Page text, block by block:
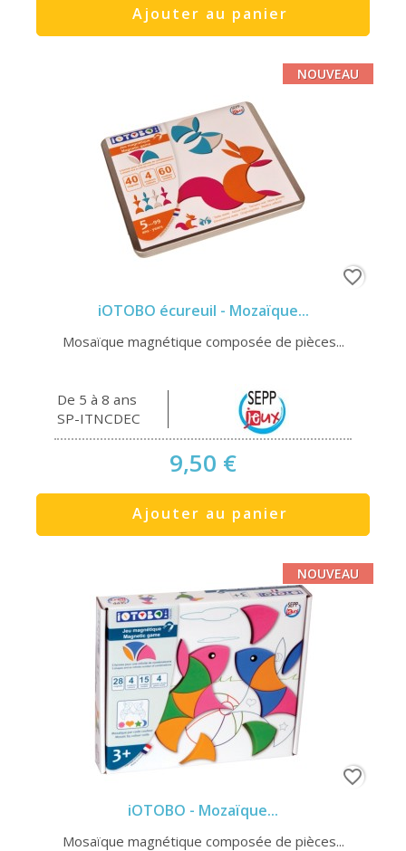
Ajouter au panier
iOTOBO écureuil - Mozaïque...
Mosaïque magnétique composée de pièces...
De 5 à 8 ans
SP-ITNCDEC
9,50 €
Ajouter au panier
NOUVEAU
favorite_border
iOTOBO - Mozaïque...
Mosaïque magnétique composée de pièces...
NOUVEAU
favorite_border